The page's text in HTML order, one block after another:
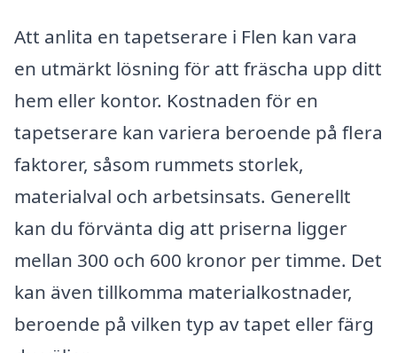
Att anlita en tapetserare i Flen kan vara
en utmärkt lösning för att fräscha upp ditt
hem eller kontor. Kostnaden för en
tapetserare kan variera beroende på flera
faktorer, såsom rummets storlek,
materialval och arbetsinsats. Generellt
kan du förvänta dig att priserna ligger
mellan 300 och 600 kronor per timme. Det
kan även tillkomma materialkostnader,
beroende på vilken typ av tapet eller färg